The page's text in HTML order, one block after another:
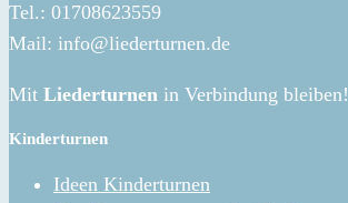
Tel.: 01708623559
Mail: info@liederturnen.de
Mit Liederturnen in Verbindung bleiben!
Kinderturnen
Ideen Kinderturnen